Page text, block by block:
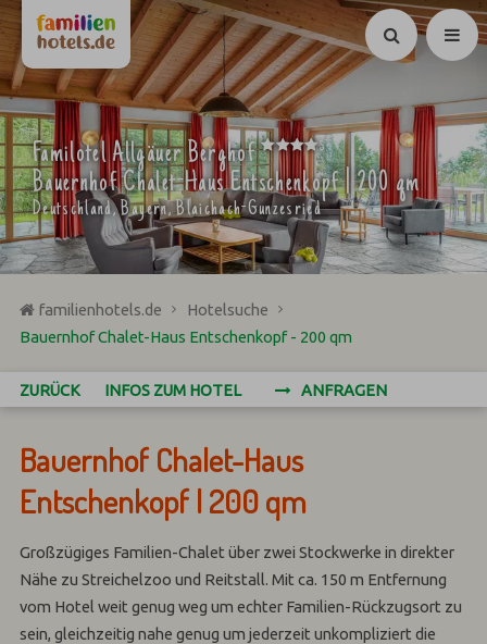
Suchen
Familotel Allgäuer Berghof ****
S
Bauernhof Chalet-Haus Entschenkopf | 200 qm
Deutschland, Bayern, Blaichach-Gunzesried
familienhotels.de
Hotelsuche
Bauernhof Chalet-Haus Entschenkopf - 200 qm
ZURÜCK INFOS ZUM HOTEL ANFRAGEN
Bauernhof Chalet-Haus
Entschenkopf | 200 qm
Großzügiges Familien-Chalet über zwei Stockwerke in direkter
Nähe zu Streichelzoo und Reitstall. Mit ca. 150 m Entfernung
vom Hotel weit genug weg um echter Familien-Rückzugsort zu
sein, gleichzeitig nahe genug um jederzeit unkompliziert die